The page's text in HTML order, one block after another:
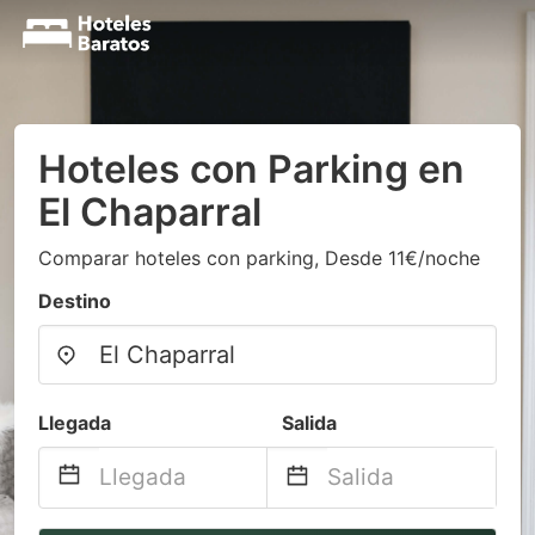
Hoteles con Parking en
El Chaparral
Comparar hoteles con parking, Desde 11€/noche
Destino
Llegada Salida
Navigate
Navigate